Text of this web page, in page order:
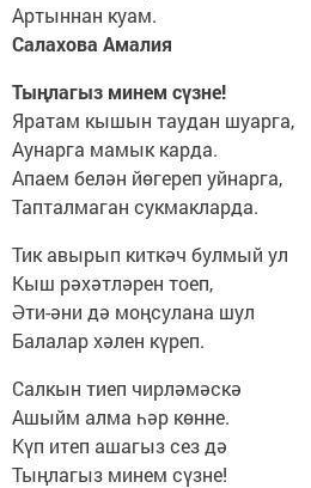
Артыннан куам.
Салахова Амалия
Тыңлагыз минем сүзне!
Яратам кышын таудан шуарга,
Аунарга мамык карда.
Апаем белән йөгереп уйнарга,
Тапталмаган сукмакларда.
Тик авырып киткәч булмый ул
Кыш рәхәтләрен тоеп,
Әти-әни дә моңсулана шул
Балалар хәлен күреп.
Салкын тиеп чирләмәскә
Ашыйм алма һәр көнне.
Күп итеп ашагыз сез дә
Тыңлагыз минем сүзне!